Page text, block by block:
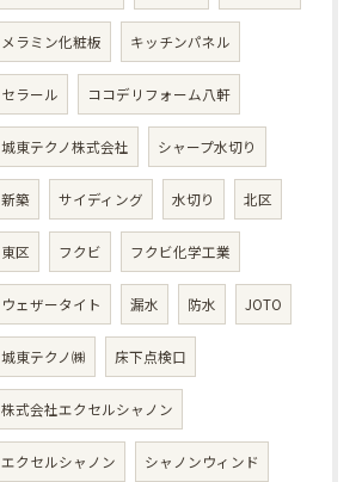
メラミン化粧板 キッチンパネル
セラール ココデリフォーム八軒
城東テクノ株式会社 シャープ水切り
新築 サイディング 水切り 北区
東区 フクビ フクビ化学工業
ウェザータイト 漏水 防水 JOTO
城東テクノ㈱ 床下点検口
株式会社エクセルシャノン
エクセルシャノン シャノンウィンド